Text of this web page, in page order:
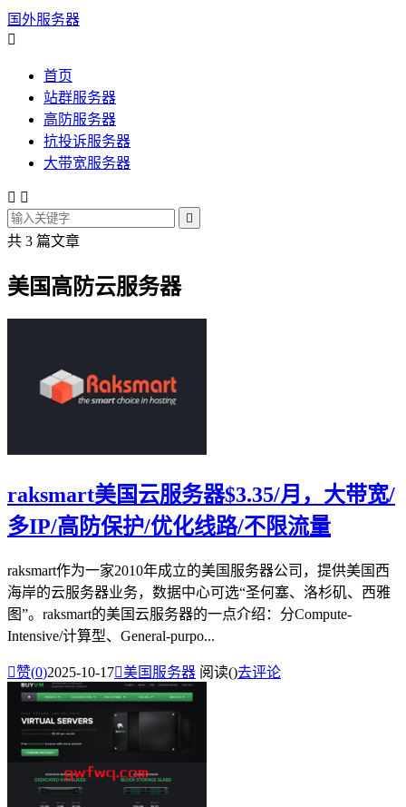
国外服务器

首页
站群服务器
高防服务器
抗投诉服务器
大带宽服务器
 

共 3 篇文章
美国高防云服务器
raksmart美国云服务器$3.35/月，大带宽/
多IP/高防保护/优化线路/不限流量
raksmart作为一家2010年成立的美国服务器公司，提供美国西
海岸的云服务器业务，数据中心可选“圣何塞、洛杉矶、西雅
图”。raksmart的美国云服务器的一点介绍：分Compute-
Intensive/计算型、General-purpo...
赞(0)2025-10-17美国服务器 阅读()去评论